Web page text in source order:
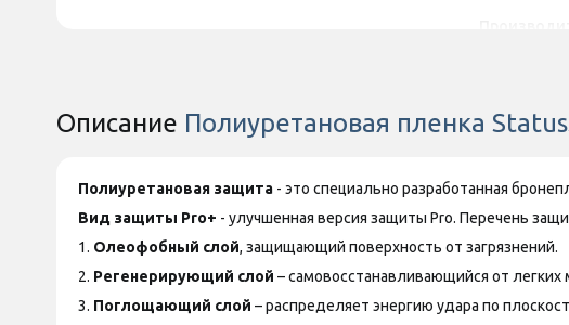
Описание Полиуретановая пленка
Полиуретановая защита - это специально разработанная
Вид защиты Pro+ - улучшенная версия защиты Pro. Перечень
1. Олеофобный слой, защищающий поверхность от загрязнений.
2. Регенерирующий слой – самовосстанавливающийся от
3. Поглощающий слой – распределяет энергию удара по